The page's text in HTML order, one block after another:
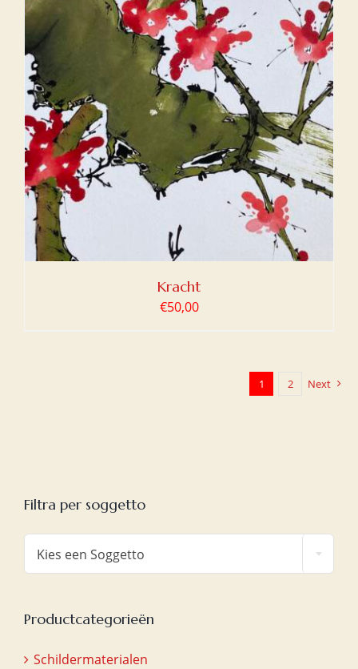
Kracht
€50,00
1 2 Next
Filtra per soggetto
Kies een Soggetto
Productcategorieën
Schildermaterialen